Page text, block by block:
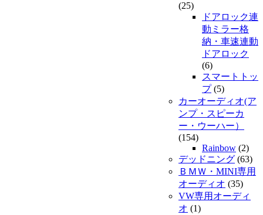
(25)
ドアロック連
動ミラー格
納・車速連動
ドアロック
(6)
スマートトッ
プ(5)
カーオーディオ(ア
ンプ・スピーカ
ー・ウーハー）
(154)
Rainbow (2)
デッドニング (63)
ＢＭＷ・MINI専用
オーディオ (35)
VW専用オーディ
オ (1)